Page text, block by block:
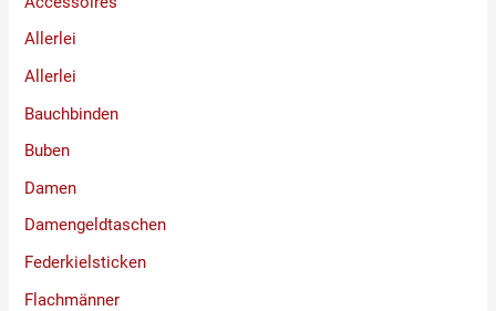
Allerlei
Allerlei
Bauchbinden
Buben
Damen
Damengeldtaschen
Federkielsticken
Flachmänner